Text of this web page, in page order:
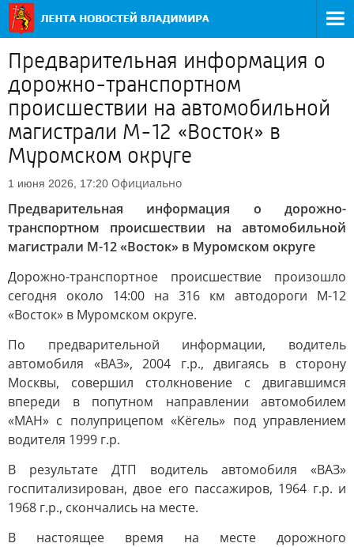
Предварительная информация о
дорожно-транспортном
происшествии на автомобильной
магистрали М-12 «Восток» в
Муромском округе
1 июня 2026, 17:20 Официально
Предварительная информация о дорожно-
транспортном происшествии на автомобильной
магистрали М-12 «Восток» в Муромском округе
Дорожно-транспортное происшествие произошло
сегодня около 14:00 на 316 км автодороги М-12
«Восток» в Муромском округе.
По предварительной информации, водитель
автомобиля «ВАЗ», 2004 г.р., двигаясь в сторону
Москвы, совершил столкновение с двигавшимся
впереди в попутном направлении автомобилем
«МАН» с полуприцепом «Кёгель» под управлением
водителя 1999 г.р.
В результате ДТП водитель автомобиля «ВАЗ»
госпитализирован, двое его пассажиров, 1964 г.р. и
1968 г.р., скончались на месте.
В настоящее время на месте дорожного